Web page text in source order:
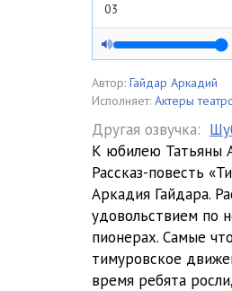
03
04
05
07
08
09
Автор: Гайдар Аркадий
Исполняет: Актеры
Другая озвучка:
К юбилею Татьяны
Рассказ-повесть
Аркадия Гайдара.
удовольствием по
пионерах. Самые
тимуровское
время ребята